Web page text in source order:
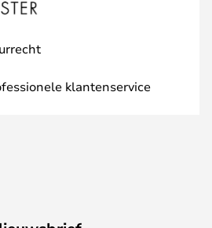
klantenservice